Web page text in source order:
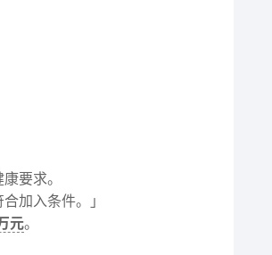
要求。
加入条件。」
元。